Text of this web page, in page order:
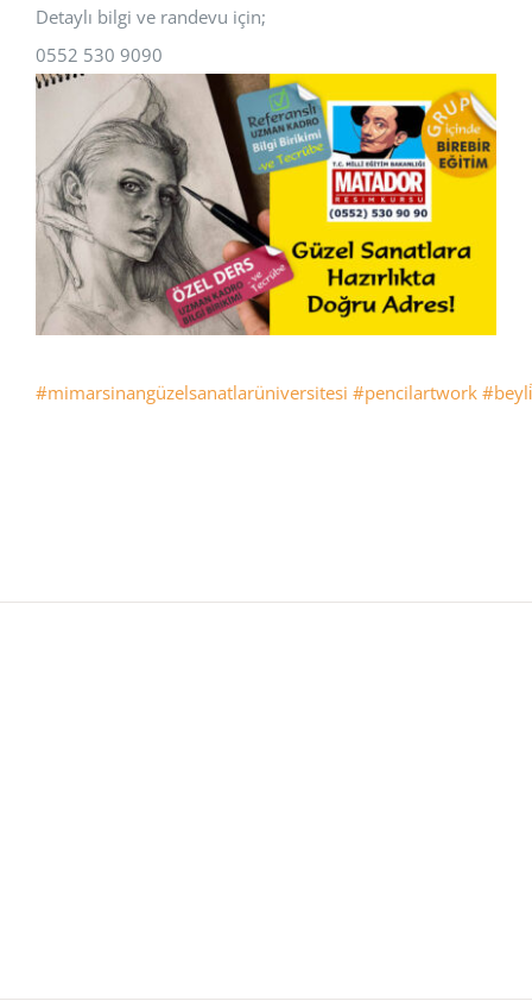
Detaylı bilgi ve randevu için;
0552 530 9090
#mimarsinangüzelsanatlarüniversitesi #pencilartwork